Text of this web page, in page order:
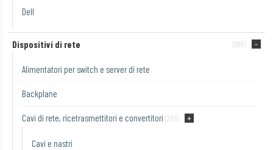
Dell
Dispositivi di rete (999)
Alimentatori per switch e server di rete
Backplane
Cavi di rete, ricetrasmettitori e convertitori (286)
Cavi e nastri